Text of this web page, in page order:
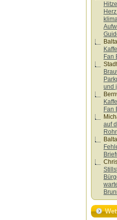
Fan
und
Fan
auf